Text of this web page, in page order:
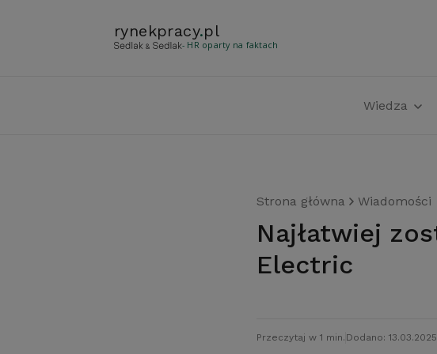
rynekpracy.pl
- HR oparty na faktach
Wiedza
Strona główna Wiadomości
Najłatwiej zostać szefem w General
Electric
Przeczytaj w 1 min. Dodano: 13.03.2025